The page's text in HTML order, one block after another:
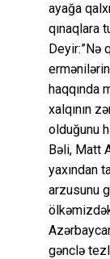
ayağa
qınaqlara
Deyir:”Nə
haqqında
xalqının
olduğunu
Bəli, Matt
yaxından
arzusunu
gənclə